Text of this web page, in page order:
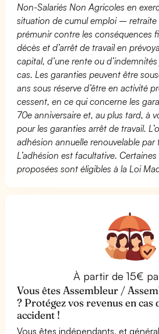
Non-Salariés Non Agricoles en
situation de cumul emploi – retraite
prémunir contre les conséquences
décès et d’arrêt de travail en
capital, d’une rente ou
cas. Les garanties peuvent être
ans sous réserve d’être en activité
cessent, en ce qui concerne les
70e anniversaire et, au plus tard, à
pour les garanties arrêt de travail.
adhésion annuelle renouvelable
L’adhésion est facultative.
proposées sont éligibles à la Loi
À partir de 15€
Vous êtes Assembleur /
? Protégez vos revenus en cas
accident !
Vous êtes indépendants, et